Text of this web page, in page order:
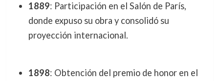
1889: Participación en el Salón de París,
donde expuso su obra y consolidó su
proyección internacional.
1898: Obtención del premio de honor en el